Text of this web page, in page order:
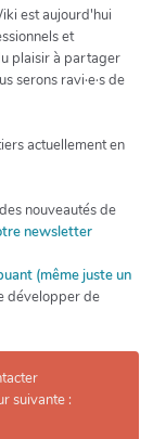
est aujourd'hui
et
plaisir à partager
serons ravi·e·s de
actuellement en
nouveautés de
newsletter
(même juste un
développer de
suivante :